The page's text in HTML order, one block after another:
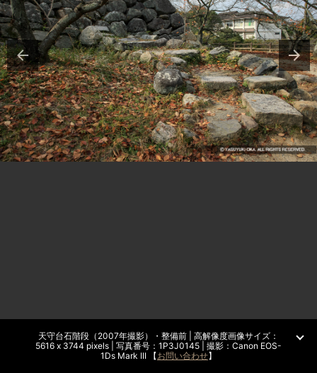
天守台石階段（2007年撮影）・整備前 | 高解像度画像サイズ：
5616 x 3744 pixels | 写真番号：1P3J0145 | 撮影：Canon EOS-
1Ds Mark III 【お問い合わせ】